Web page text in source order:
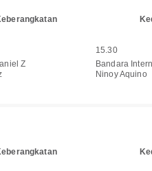
Z
15.30
Bandara
Ninoy Aquino